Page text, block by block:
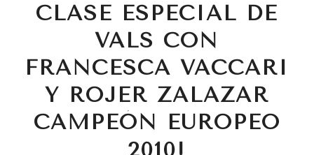
CLASE ESPECIAL DE
VALS CON
FRANCESCA VACCARI
Y ROJER ZALAZAR
CAMPEÓN EUROPEO